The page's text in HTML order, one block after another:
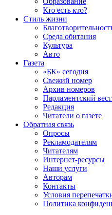
Кто есть кто?
Стиль жизни
Среда обитания
Культура
Авто
Газета
«БК» сегодня
Свежий номер
Архив номеров
Парламентский
Редакция
Читатели о газете
Обратная связь
Опросы
Рекламодателям
Читателям
Интернет-ресурсы
Наши услуги
Авторам
Контакты
Условия
Политика